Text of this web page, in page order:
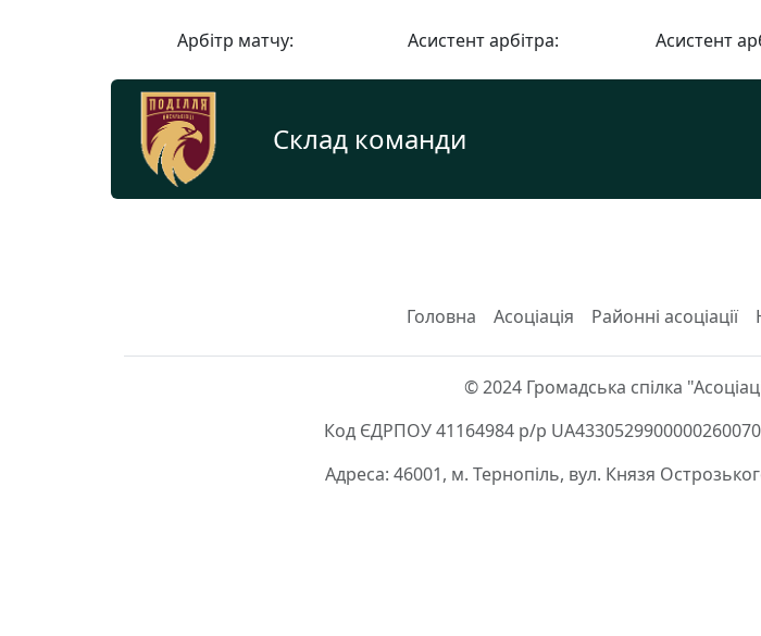
Арбітр матчу: Асистент арбітра: Асистент
Склад команди
Головна Асоціація Районні асоціації
© 2024 Громадська спілка
Код ЄДРПОУ 41164984 р/р
Адреса: 46001, м. Тернопіль, вул. Князя